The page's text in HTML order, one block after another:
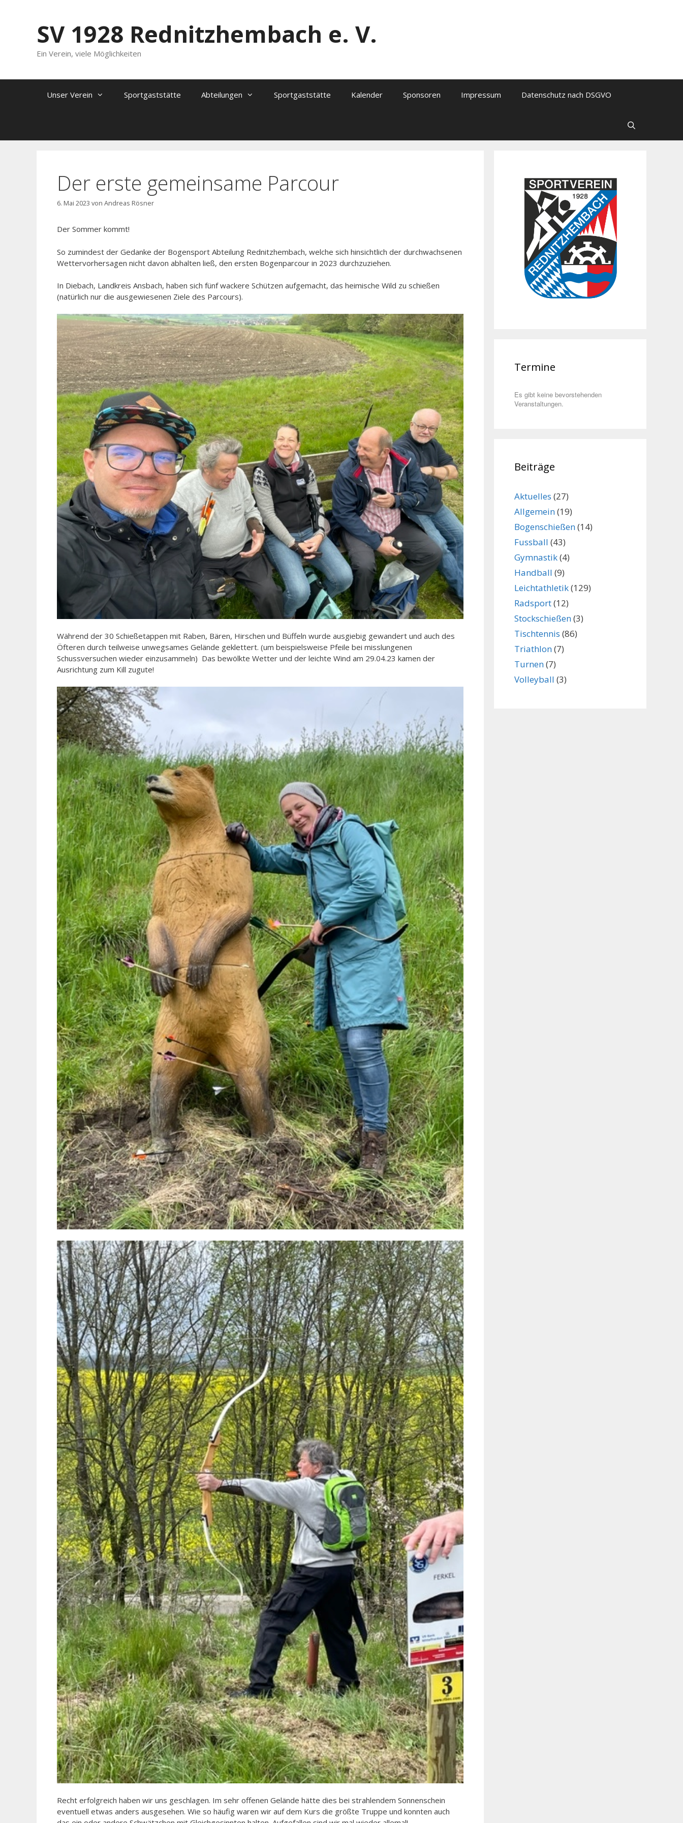
SV 1928 Rednitzhembach e. V.
Ein Verein, viele Möglichkeiten
Unser Verein Sportgaststätte Abteilungen Sportgaststätte Kalender Sponsoren Impressum Datenschutz nach DSGVO
Der erste gemeinsame Parcour
6. Mai 2023 von Andreas Rösner
Der Sommer kommt!
So zumindest der Gedanke der Bogensport Abteilung Rednitzhembach, welche sich hinsichtlich der durchwachsenen
Wettervorhersagen nicht davon abhalten ließ, den ersten Bogenparcour in 2023 durchzuziehen.
In Diebach, Landkreis Ansbach, haben sich fünf wackere Schützen aufgemacht, das heimische Wild zu schießen
(natürlich nur die ausgewiesenen Ziele des Parcours).
Während der 30 Schießetappen mit Raben, Bären, Hirschen und Büffeln wurde ausgiebig gewandert und auch des
Öfteren durch teilweise unwegsames Gelände geklettert. (um beispielsweise Pfeile bei misslungenen
Schussversuchen wieder einzusammeln) Das bewölkte Wetter und der leichte Wind am 29.04.23 kamen der
Ausrichtung zum Kill zugute!
Recht erfolgreich haben wir uns geschlagen. Im sehr offenen Gelände hätte dies bei strahlendem Sonnenschein
eventuell etwas anders ausgesehen. Wie so häufig waren wir auf dem Kurs die größte Truppe und konnten auch
Termine
Es gibt keine bevorstehenden
Veranstaltungen.
Beiträge
Aktuelles (27)
Allgemein(19)
Bogenschießen(14)
Fussball (43)
Gymnastik(4)
Handball (9)
Leichtathletik(129)
Radsport(12)
Stockschießen(3)
Tischtennis (86)
Triathlon(7)
Turnen(7)
Volleyball (3)